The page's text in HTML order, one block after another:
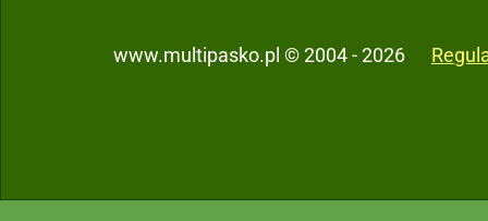
www.multipasko.pl © 2004 - 2026